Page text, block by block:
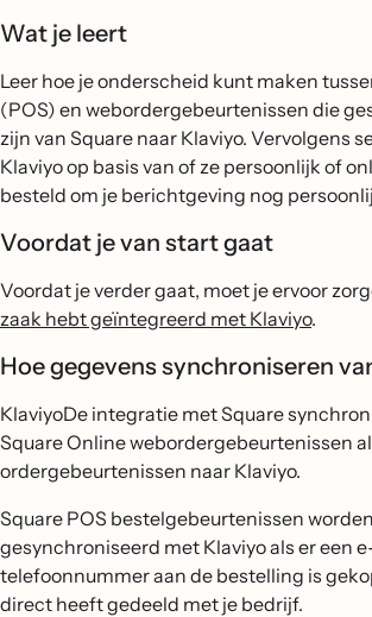
Wat je leert
Leer hoe je onderscheid kunt maken
(POS) en webordergebeurtenissen die
zijn van Square naar Klaviyo. Vervolgens
Klaviyo op basis van of ze persoonlijk of
besteld om je berichtgeving nog
Voordat je van start gaat
Voordat je verder gaat, moet je ervoor
zaak hebt geïntegreerd met Klaviyo.
Hoe gegevens synchroniseren
KlaviyoDe integratie met Square
Square Online webordergebeurtenissen
ordergebeurtenissen naar Klaviyo.
Square POS bestelgebeurtenissen worden
gesynchroniseerd met Klaviyo als er een
telefoonnummer aan de bestelling is
direct heeft gedeeld met je bedrijf.